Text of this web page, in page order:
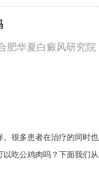
肥华夏白癜风研究院
。很多患者在治疗的同时也
吃公鸡肉吗？下面我们从